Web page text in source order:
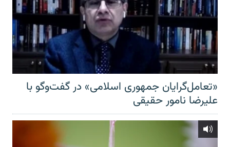
«تعامل‌گرایان جمهوری اسلامی» در گفت‌وگو با
علیرضا نامور حقیقی